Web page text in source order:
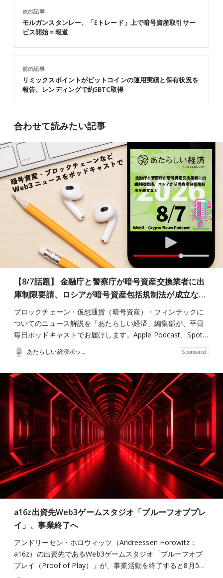
前の記事
リミックスポイントがビットコインの運用実績と保有状況を
報告、レンディングで約5BTC取得
次の記事
モルガンスタンレー、「Eトレード」上で暗号資産取引サー
ビス開始＝報道
合わせて読みたい記事
【8/7話題】 金融庁と警察庁が暗号資産交換業者に出
庫制限要請、ロシアが暗号資産包括規制法が成立な…
ブロックチェーン・仮想通貨（暗号資産）・フィンテックに
ついてのニュース解説を「あたらしい経済」編集部が、平日
毎日ポッドキャストでお届けします。Apple Podcast、Spot…
あたらしい経済ポッドキャスト Sponsored
a16z出資先Web3ゲームスタジオ「プルーフオブプレ
イ」、事業終了へ
アンドリーセン・ホロウィッツ（Andreessen Horowitz：
a16z）の出資先であるWeb3ゲームスタジオ「プルーフオブ
プレイ（Proof of Play）」が、事業活動を終了すると8月5…